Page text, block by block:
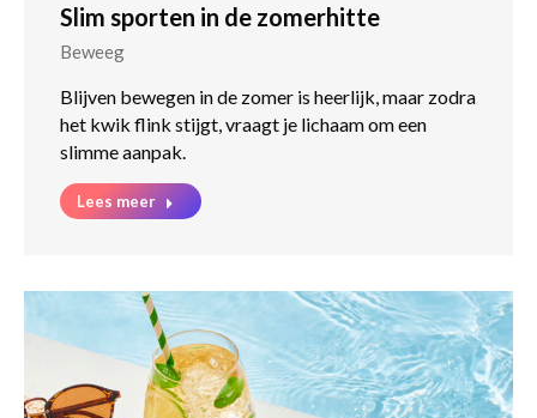
Slim sporten in de zomerhitte
Beweeg
Blijven bewegen in de zomer is heerlijk, maar zodra
het kwik flink stijgt, vraagt je lichaam om een
slimme aanpak.
Lees meer